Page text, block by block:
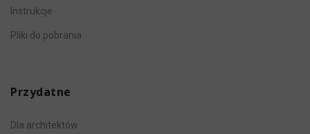
Instrukcje
Pliki do pobrania
Przydatne
Dla architektów